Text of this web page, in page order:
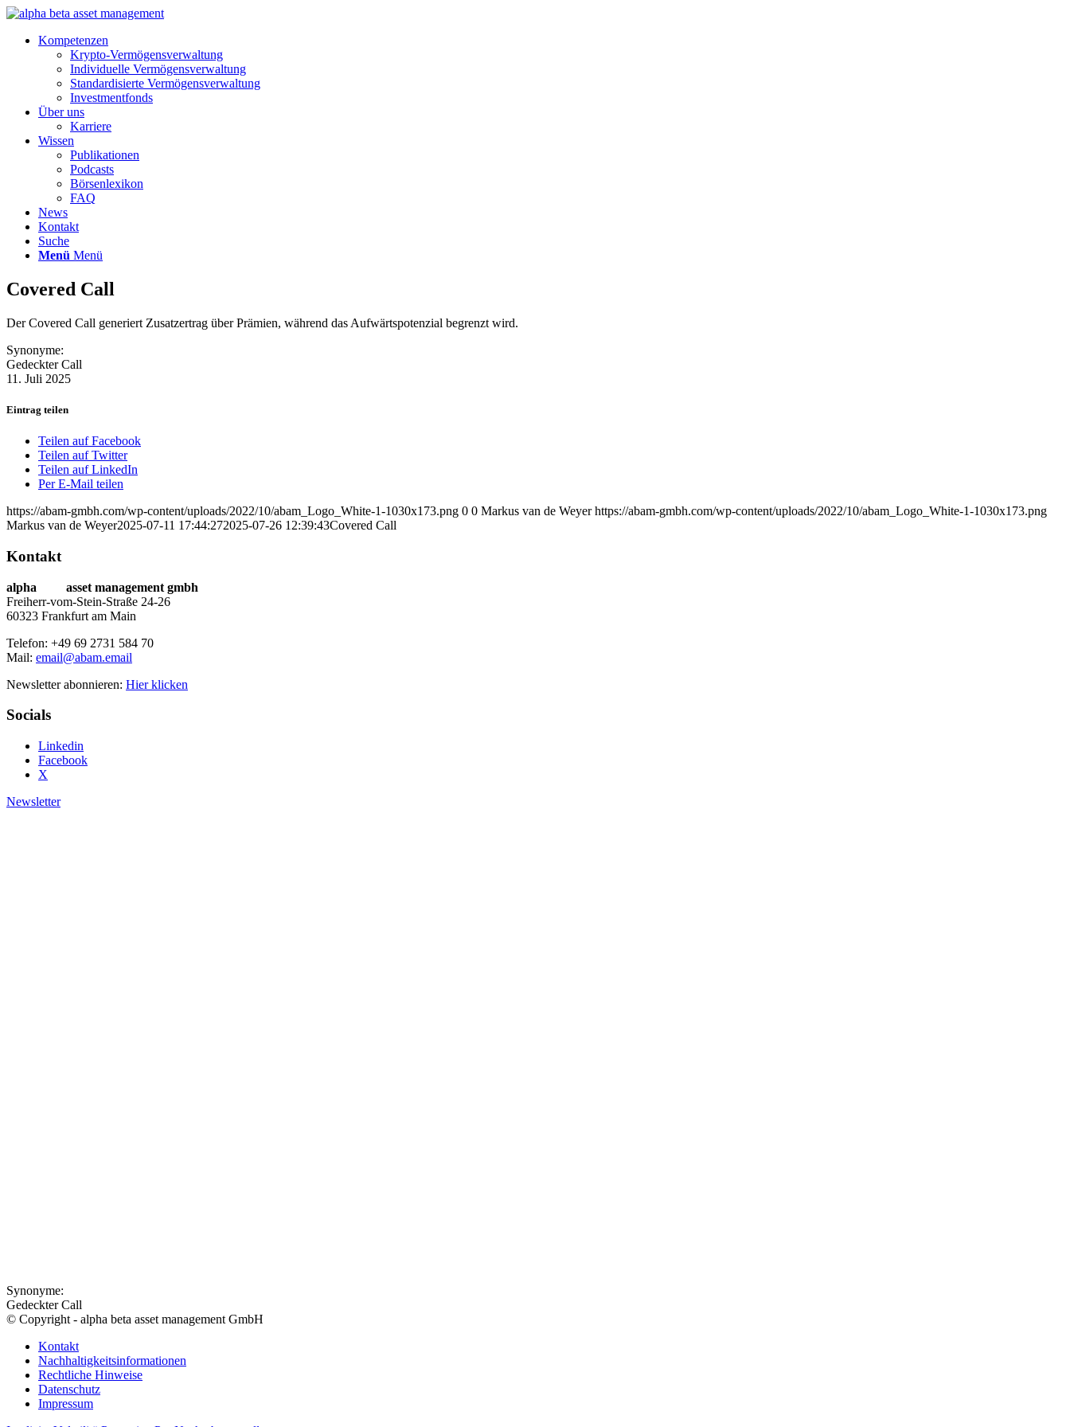
Kompetenzen
Krypto-Vermögensverwaltung
Individuelle Vermögensverwaltung
Standardisierte Vermögensverwaltung
Investmentfonds
Über uns
Karriere
Wissen
Publikationen
Podcasts
Börsenlexikon
FAQ
News
Kontakt
Suche
Menü Menü
Covered Call
Der Covered Call generiert Zusatzertrag über Prämien, während das Aufwärts­potenzial begrenzt wird.
Synonyme:
Gedeckter Call
11. Juli 2025
Eintrag teilen
Teilen auf Facebook
Teilen auf Twitter
Teilen auf LinkedIn
Per E-Mail teilen
https://abam-gmbh.com/wp-content/uploads/2022/10/abam_Logo_White-1-1030x173.png 0 0 Markus van de Weyer https://abam-gmbh.com/wp-content/uploads/2022/10/abam_Logo_White-1-1030x173.png
Markus van de Weyer2025-07-11 17:44:272025-07-26 12:39:43Covered Call
Kontakt
alpha
asset management gmbh
Freiherr-vom-Stein-Straße 24-26
60323 Frankfurt am Main
Telefon: +49 69 2731 584 70
Mail: email@abam.email
Newsletter abonnieren: Hier klicken
Socials
Linkedin
Facebook
X
Newsletter
Synonyme:
Gedeckter Call
© Copyright - alpha beta asset management GmbH
Kontakt
Nachhaltigkeitsinformationen
Rechtliche Hinweise
Datenschutz
Impressum